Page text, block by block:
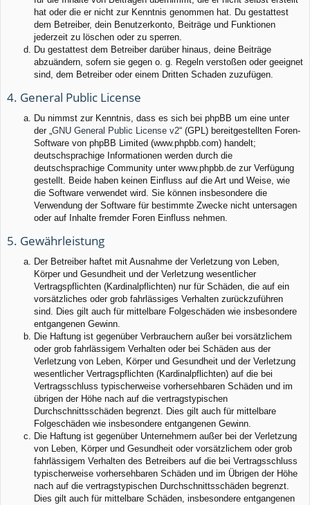
hat oder die er nicht zur Kenntnis genommen hat. Du gestattest
dem Betreiber, dein Benutzerkonto, Beiträge und Funktionen
jederzeit zu löschen oder zu sperren.
Du gestattest dem Betreiber darüber hinaus, deine Beiträge
abzuändern, sofern sie gegen o. g. Regeln verstoßen oder geeignet
sind, dem Betreiber oder einem Dritten Schaden zuzufügen.
4. General Public License
Du nimmst zur Kenntnis, dass es sich bei phpBB um eine unter
der „GNU General Public License v2“ (GPL) bereitgestellten Foren-
Software von phpBB Limited (www.phpbb.com) handelt;
deutschsprachige Informationen werden durch die
deutschsprachige Community unter www.phpbb.de zur Verfügung
gestellt. Beide haben keinen Einfluss auf die Art und Weise, wie
die Software verwendet wird. Sie können insbesondere die
Verwendung der Software für bestimmte Zwecke nicht untersagen
oder auf Inhalte fremder Foren Einfluss nehmen.
5. Gewährleistung
Der Betreiber haftet mit Ausnahme der Verletzung von Leben,
Körper und Gesundheit und der Verletzung wesentlicher
Vertragspflichten (Kardinalpflichten) nur für Schäden, die auf ein
vorsätzliches oder grob fahrlässiges Verhalten zurückzuführen
sind. Dies gilt auch für mittelbare Folgeschäden wie insbesondere
entgangenen Gewinn.
Die Haftung ist gegenüber Verbrauchern außer bei vorsätzlichem
oder grob fahrlässigem Verhalten oder bei Schäden aus der
Verletzung von Leben, Körper und Gesundheit und der Verletzung
wesentlicher Vertragspflichten (Kardinalpflichten) auf die bei
Vertragsschluss typischerweise vorhersehbaren Schäden und im
übrigen der Höhe nach auf die vertragstypischen
Durchschnittsschäden begrenzt. Dies gilt auch für mittelbare
Folgeschäden wie insbesondere entgangenen Gewinn.
Die Haftung ist gegenüber Unternehmern außer bei der Verletzung
von Leben, Körper und Gesundheit oder vorsätzlichem oder grob
fahrlässigem Verhalten des Betreibers auf die bei Vertragsschluss
typischerweise vorhersehbaren Schäden und im Übrigen der Höhe
nach auf die vertragstypischen Durchschnittsschäden begrenzt.
Dies gilt auch für mittelbare Schäden, insbesondere entgangenen